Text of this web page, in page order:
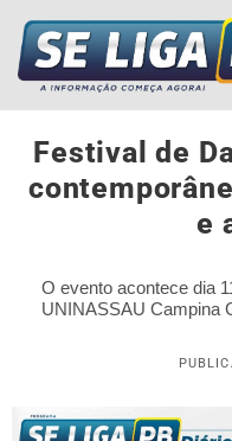
Festival de
e
O evento acontece dia
UNINASSAU Campina